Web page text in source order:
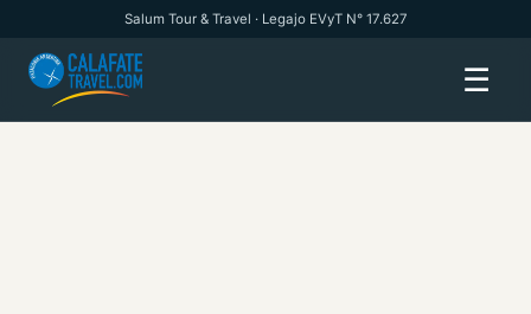
Salum Tour & Travel · Legajo EVyT N° 17.627
☰